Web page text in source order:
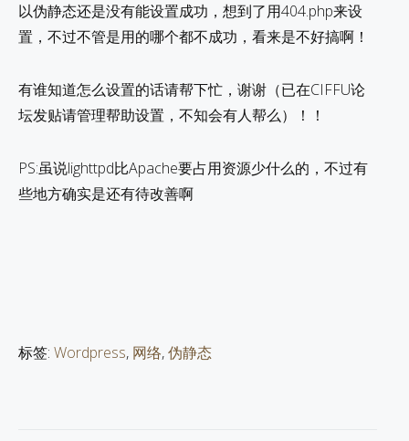
以伪静态还是没有能设置成功，想到了用404.php来设
置，不过不管是用的哪个都不成功，看来是不好搞啊！
有谁知道怎么设置的话请帮下忙，谢谢（已在CIFFU论
坛发贴请管理帮助设置，不知会有人帮么）！！
PS:虽说lighttpd比Apache要占用资源少什么的，不过有
些地方确实是还有待改善啊
标签: Wordpress, 网络,伪静态